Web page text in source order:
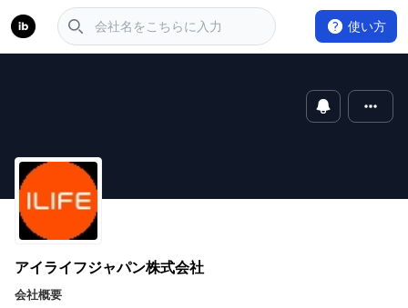
使い方
アイライフジャパン株式会社
会社概要